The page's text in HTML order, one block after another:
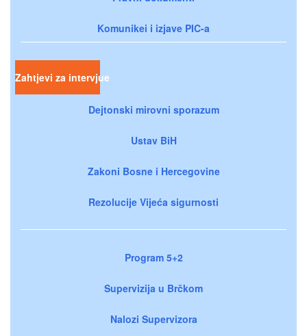
Komunikei i izjave PIC-a
Zahtjevi za intervjue
Dejtonski mirovni sporazum
Ustav BiH
Zakoni Bosne i Hercegovine
Rezolucije Vijeća sigurnosti
Program 5+2
Supervizija u Brčkom
Nalozi Supervizora